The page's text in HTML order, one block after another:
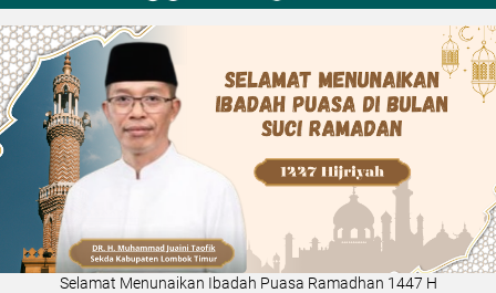
Selamat Menunaikan Ibadah Puasa Ramadhan 1447 H